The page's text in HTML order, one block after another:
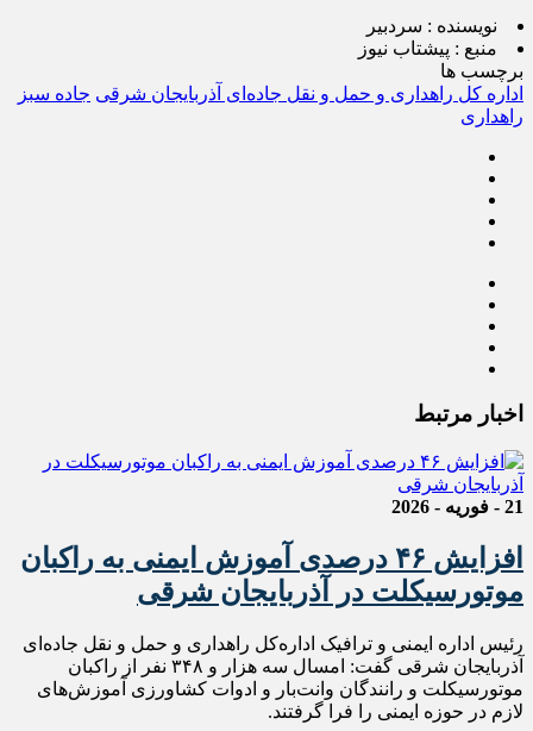
نویسنده : سردبیر
منبع : پیشتاب نیوز
برچسب ها
اداره کل راهداری و حمل و نقل جاده‌ای آذربایجان شرقی جاده سبز
راهداری
اخبار مرتبط
21 - فوریه - 2026
افزایش ۴۶ درصدی آموزش ایمنی به راکبان
موتورسیکلت در آذربایجان شرقی
رئیس اداره ایمنی و‌ ترافیک اداره‌کل راهداری و حمل و نقل جاده‌ای
آذربایجان شرقی گفت: امسال سه هزار و ۳۴۸ نفر از راکبان
موتورسیکلت و رانندگان وانت‌بار و ادوات کشاورزی آموزش‌های
لازم در‌ حوزه ایمنی را فرا گرفتند.